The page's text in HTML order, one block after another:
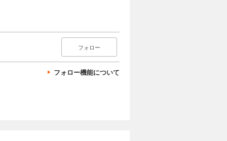
フォロー
フォロー機能について